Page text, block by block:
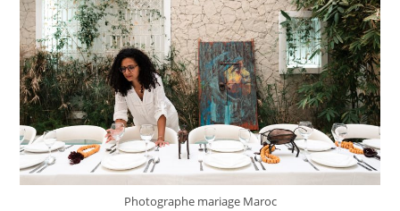
Photographe mariage Maroc